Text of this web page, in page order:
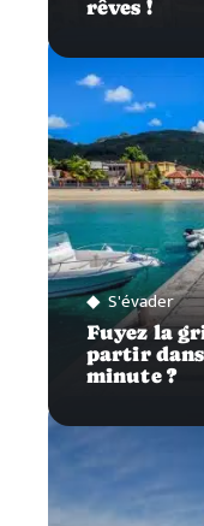
rêves !
S'évader
Fuyez la
partir dans
minute ?